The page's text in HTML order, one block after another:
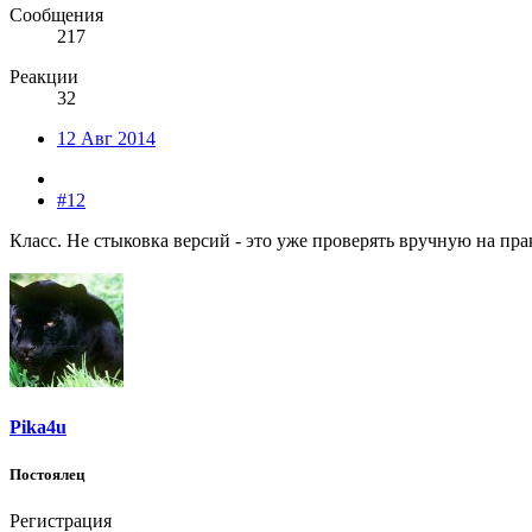
Сообщения
217
Реакции
32
12 Авг 2014
#12
Класс. Не стыковка версий - это уже проверять вручную на
Pika4u
Постоялец
Регистрация